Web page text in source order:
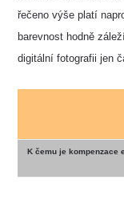
řečeno výše platí
barevnost hodně
digitální fotografii jen
K čemu je kompenzace